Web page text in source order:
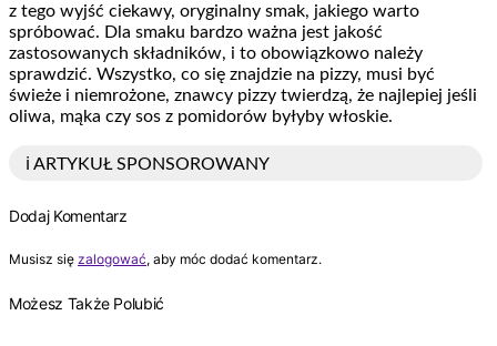
z tego wyjść ciekawy, oryginalny smak, jakiego warto
spróbować. Dla smaku bardzo ważna jest jakość
zastosowanych składników, i to obowiązkowo należy
sprawdzić. Wszystko, co się znajdzie na pizzy, musi być
świeże i niemrożone, znawcy pizzy twierdzą, że najlepiej jeśli
oliwa, mąka czy sos z pomidorów byłyby włoskie.
ℹ️ ARTYKUŁ SPONSOROWANY
Dodaj Komentarz
Musisz się zalogować, aby móc dodać komentarz.
Możesz Także Polubić